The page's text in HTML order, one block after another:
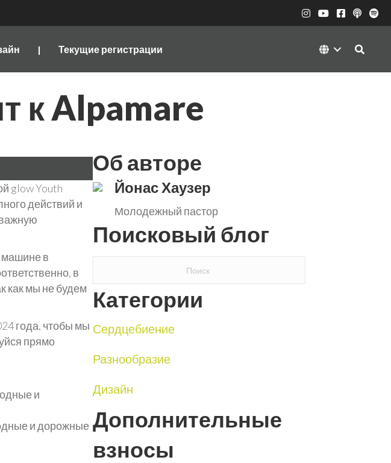
| Текущие регистрации
к Alpamare
glow Youth
действий и
машине в
в
как мы не будем
года, чтобы мы
прямо
и
и дорожные
Об авторе
Йонас Хаузер
Молодежный пастор
Поисковый блог
Категории
Сердцебиение
Разнообразие
Дизайн
Дополнительные
взносы